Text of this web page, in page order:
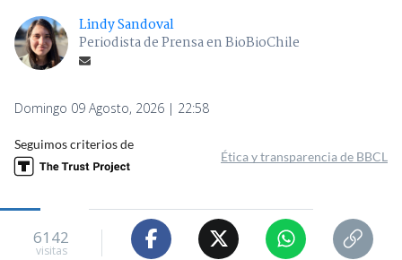
Lindy Sandoval
Periodista de Prensa en BioBioChile
Domingo 09 Agosto, 2026 | 22:58
Seguimos criterios de
Ética y transparencia de BBCL
6142
visitas